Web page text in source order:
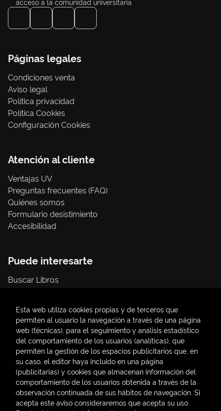
Páginas legales
Condiciones venta
Aviso legal
Política privacidad
Política Cookies
Configuración Cookies
Atención al cliente
Ventajas UV
Preguntas frecuentes (FAQ)
Quiénes somos
Formulario desistimiento
Accesibilidad
Puede interesarte
Buscar Libros
Papelería / material oficina
Consumo Sostenible
Contacto
C/ Amadeo de Saboya, 4
(+34) 963828968
latendauv@fundacio.es
Esta web utiliza cookies propias y de terceros que
permiten al usuario la navegación a través de una página
web (técnicas), para el seguimiento y análisis estadístico
del comportamiento de los usuarios (analíticas), que
permiten la gestión de los espacios publicitarios que, en
su caso, el editor haya incluido en una página
(publicitarias) y cookies que almacenan información del
comportamiento de los usuarios obtenida a través de la
observación continuada de sus hábitos de navegación. Si
acepta este aviso consideraremos que acepta su uso.